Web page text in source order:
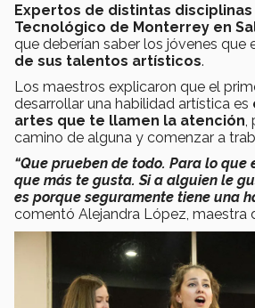
Expertos de distintas
Tecnológico de Monterrey en
que deberían saber los jóvenes que
de sus talentos artísticos.
Los maestros explicaron que el
desarrollar una habilidad artística es
artes que te llamen la atención
camino de alguna y comenzar a
“Que prueben de todo. Para lo que
que más te gusta. Si a alguien le
es porque seguramente tiene una
comentó Alejandra López, maestra